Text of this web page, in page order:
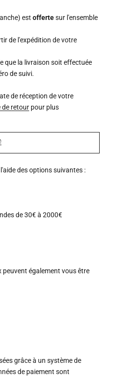
estoffertesur l'ensemble
de l'expédition de votre
que la livraison soit effectuée
de suivi.
de réception de votre
de retour pour plus
des options suivantes :
de 30€ à 2000€
peuvent également vous être
grâce à un système de
de paiement sont